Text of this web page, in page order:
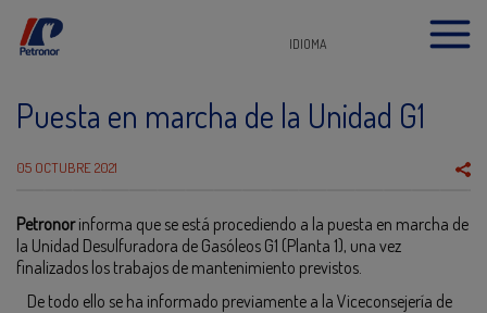
IDIOMA
Puesta en marcha de la Unidad G1
05 OCTUBRE 2021
Petronorinforma que se está procediendo a la puesta en marcha de
la Unidad Desulfuradora de Gasóleos G1 (Planta 1), una vez
finalizados los trabajos de mantenimiento previstos.
De todo ello se ha informado previamente a la Viceconsejería de